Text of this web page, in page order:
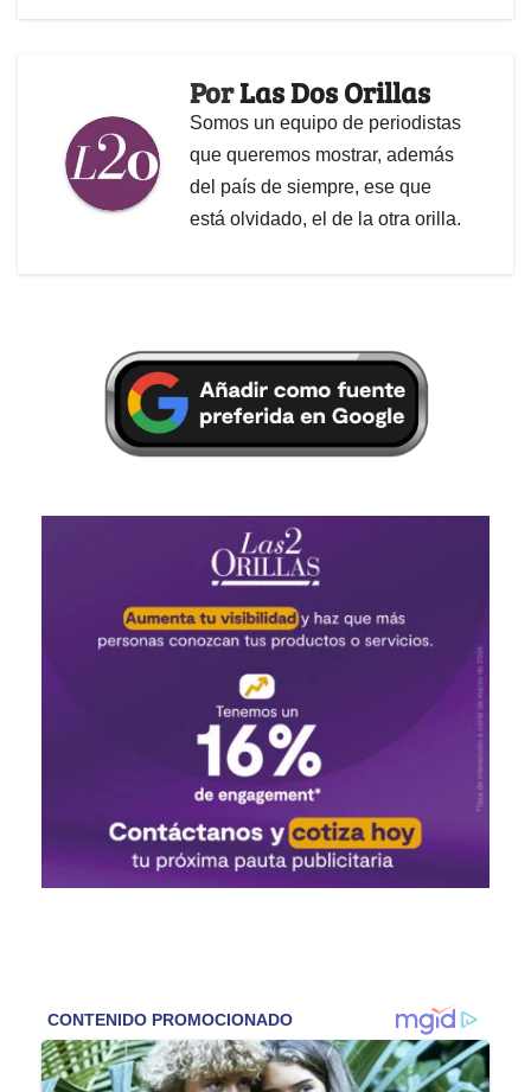
PorLas Dos Orillas
Somos un equipo de periodistas
que queremos mostrar, además
del país de siempre, ese que
está olvidado, el de la otra orilla.